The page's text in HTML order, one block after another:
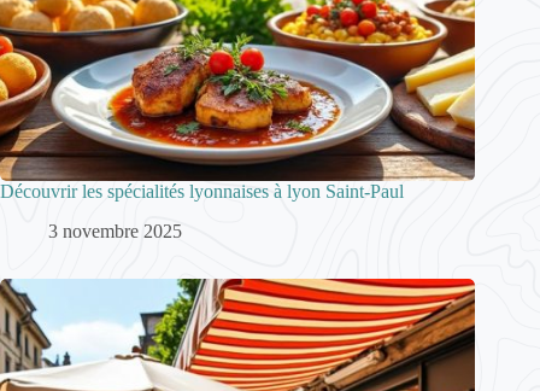
Découvrir les spécialités lyonnaises à lyon Saint-Paul
3 novembre 2025